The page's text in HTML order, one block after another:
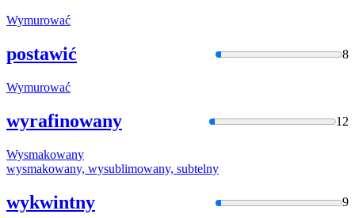
Wymurować
postawić 8
Wymurować
wyrafinowany 12
Wysmakowany
wysmakowany, wysublimowany, subtelny
wykwintny 9